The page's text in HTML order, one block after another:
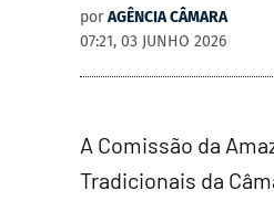
por AGÊNCIA CÂMARA
07:21, 03 JUNHO 2026
A Comissão da
Tradicionais da